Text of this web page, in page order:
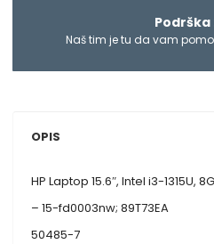
Podrška
Naš tim je tu da vam
OPIS
HP Laptop 15.6″, Intel i3-1315U,
– 15-fd0003nw; 89T73EA
50485-7